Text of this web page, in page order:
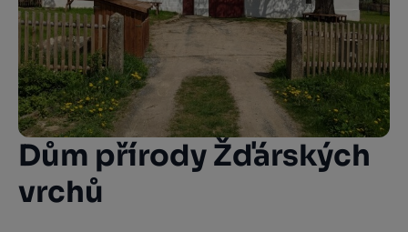
Dům přírody Žďárských
vrchů